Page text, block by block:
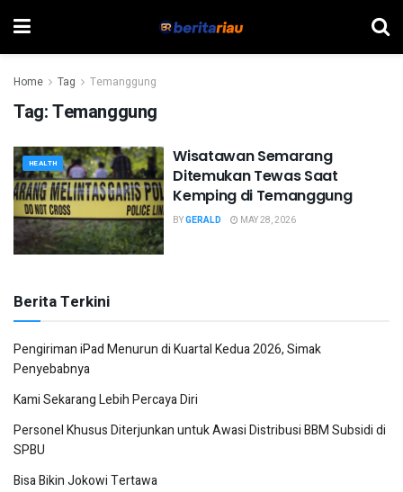
Home Tag Temanggung
Tag:Temanggung
HEALTH
Wisatawan Semarang
Ditemukan Tewas Saat
Kemping di Temanggung
BYGERALD MAY 28, 2026
Berita Terkini
Pengiriman iPad Menurun di Kuartal Kedua 2026, Simak
Penyebabnya
Kami Sekarang Lebih Percaya Diri
Personel Khusus Diterjunkan untuk Awasi Distribusi BBM Subsidi di
SPBU
Bisa Bikin Jokowi Tertawa